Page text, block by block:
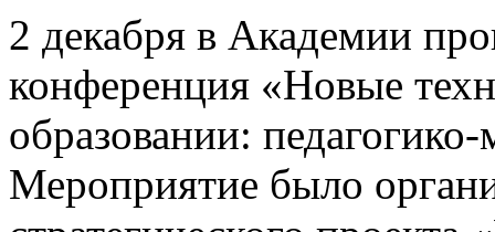
2 декабря в Академии
конференция «Новые
образовании:
Мероприятие было